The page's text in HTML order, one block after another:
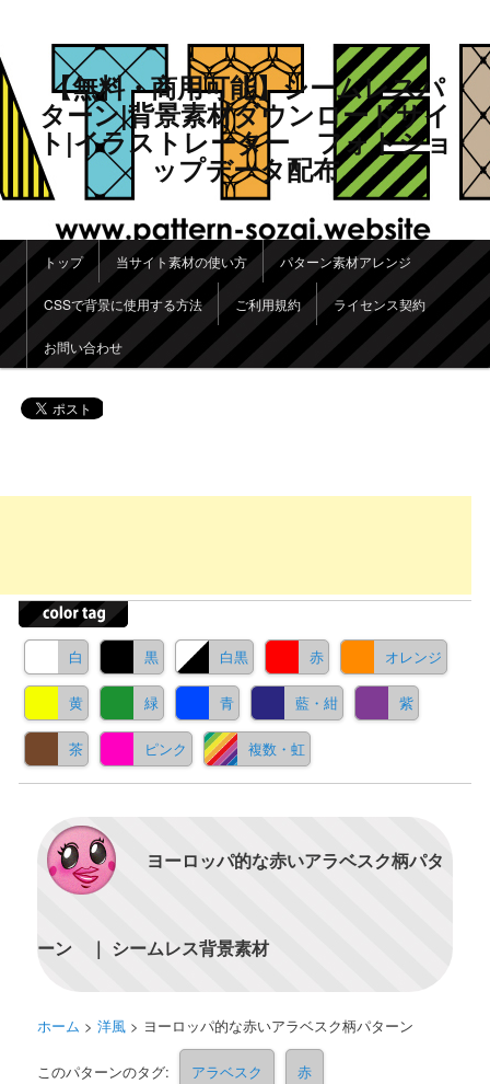
【無料・商用可能】シームレスパ
ターン|背景素材ダウンロードサイ
ト|イラストレーター フォトショ
ップデータ配布
メインメニュー
メインコンテンツへ移動
サブコンテンツへ移動
トップ 当サイト素材の使い方 パターン素材アレンジ
CSSで背景に使用する方法 ご利用規約 ライセンス契約
お問い合わせ
白 黒 白黒 赤 オレンジ
黄 緑 青 藍・紺 紫
茶 ピンク 複数・虹
ヨーロッパ的な赤いアラベスク柄パタ
ーン ｜ シームレス背景素材
ホーム >洋風 > ヨーロッパ的な赤いアラベスク柄パターン
このパターンのタグ: アラベスク 赤